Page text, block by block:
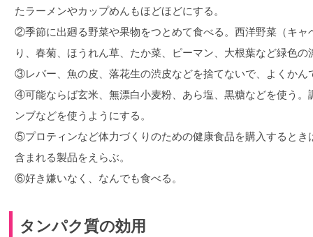
たラーメンやカップめんもほどほどにする。
②季節に出廻る野菜や果物をつとめて食べる。西洋野菜（キャ
り、春菊、ほうれん草、たか菜、ピーマン、大根葉など緑色
③レバー、魚の皮、落花生の渋皮などを捨てないで、よくかん
④可能ならば玄米、無漂白小麦粉、あら塩、黒糖などを使う。
ンブなどを使うようにする。
⑤プロティンなど体力づくりのための健康食品を購入するとき
含まれる製品をえらぶ。
⑥好き嫌いなく、なんでも食べる。
タンパク質の効用